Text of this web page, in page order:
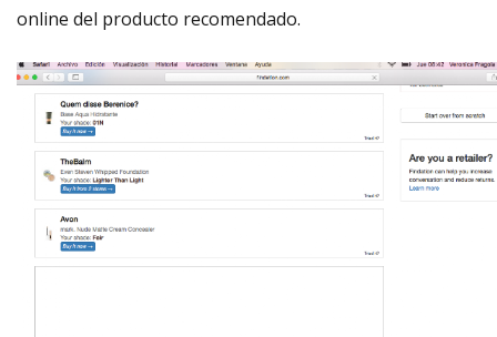
online del producto recomendado.